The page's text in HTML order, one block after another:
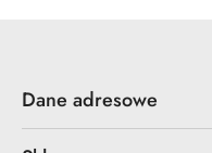
Dane adresowe